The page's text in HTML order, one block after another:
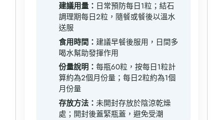
建議用量： 日常預防每日1粒；結石
調理期每日2粒，隨餐或餐後以溫水
送服
食用時間： 建議早餐後服用，日間多
喝水幫助發揮作用
份量說明： 每瓶60粒，按每日1粒計
算約為2個月份量；每日2粒約為1個
月份量
存放方法： 未開封存放於陰涼乾燥
處；開封後蓋緊瓶蓋，避免受潮